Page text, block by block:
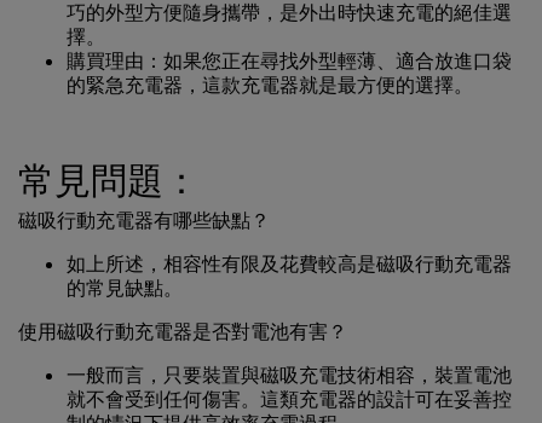
巧的外型方便隨身攜帶，是外出時快速充電的絕佳選
擇。
購買理由： 如果您正在尋找外型輕薄、適合放進口袋
的緊急充電器，這款充電器就是最方便的選擇。
常見問題：
磁吸行動充電器有哪些缺點？
如上所述，相容性有限及花費較高是磁吸行動充電器
的常見缺點。
使用磁吸行動充電器是否對電池有害？
一般而言，只要裝置與磁吸充電技術相容，裝置電池
就不會受到任何傷害。這類充電器的設計可在妥善控